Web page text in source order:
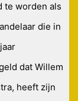
te worden als
die in
dat Willem
heeft zijn